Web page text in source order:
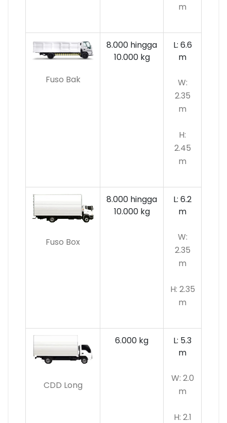
m
Fuso Bak
8.000 hingga
10.000kg
L: 6.6
m
W:
2.35
m
H:
2.45
m
Fuso Box
8.000 hingga
10.000 kg
L: 6.2
m
W:
2.35
m
H: 2.35
m
CDD Long
6.000 kg
L: 5.3
m
W: 2.0
m
H: 2.1